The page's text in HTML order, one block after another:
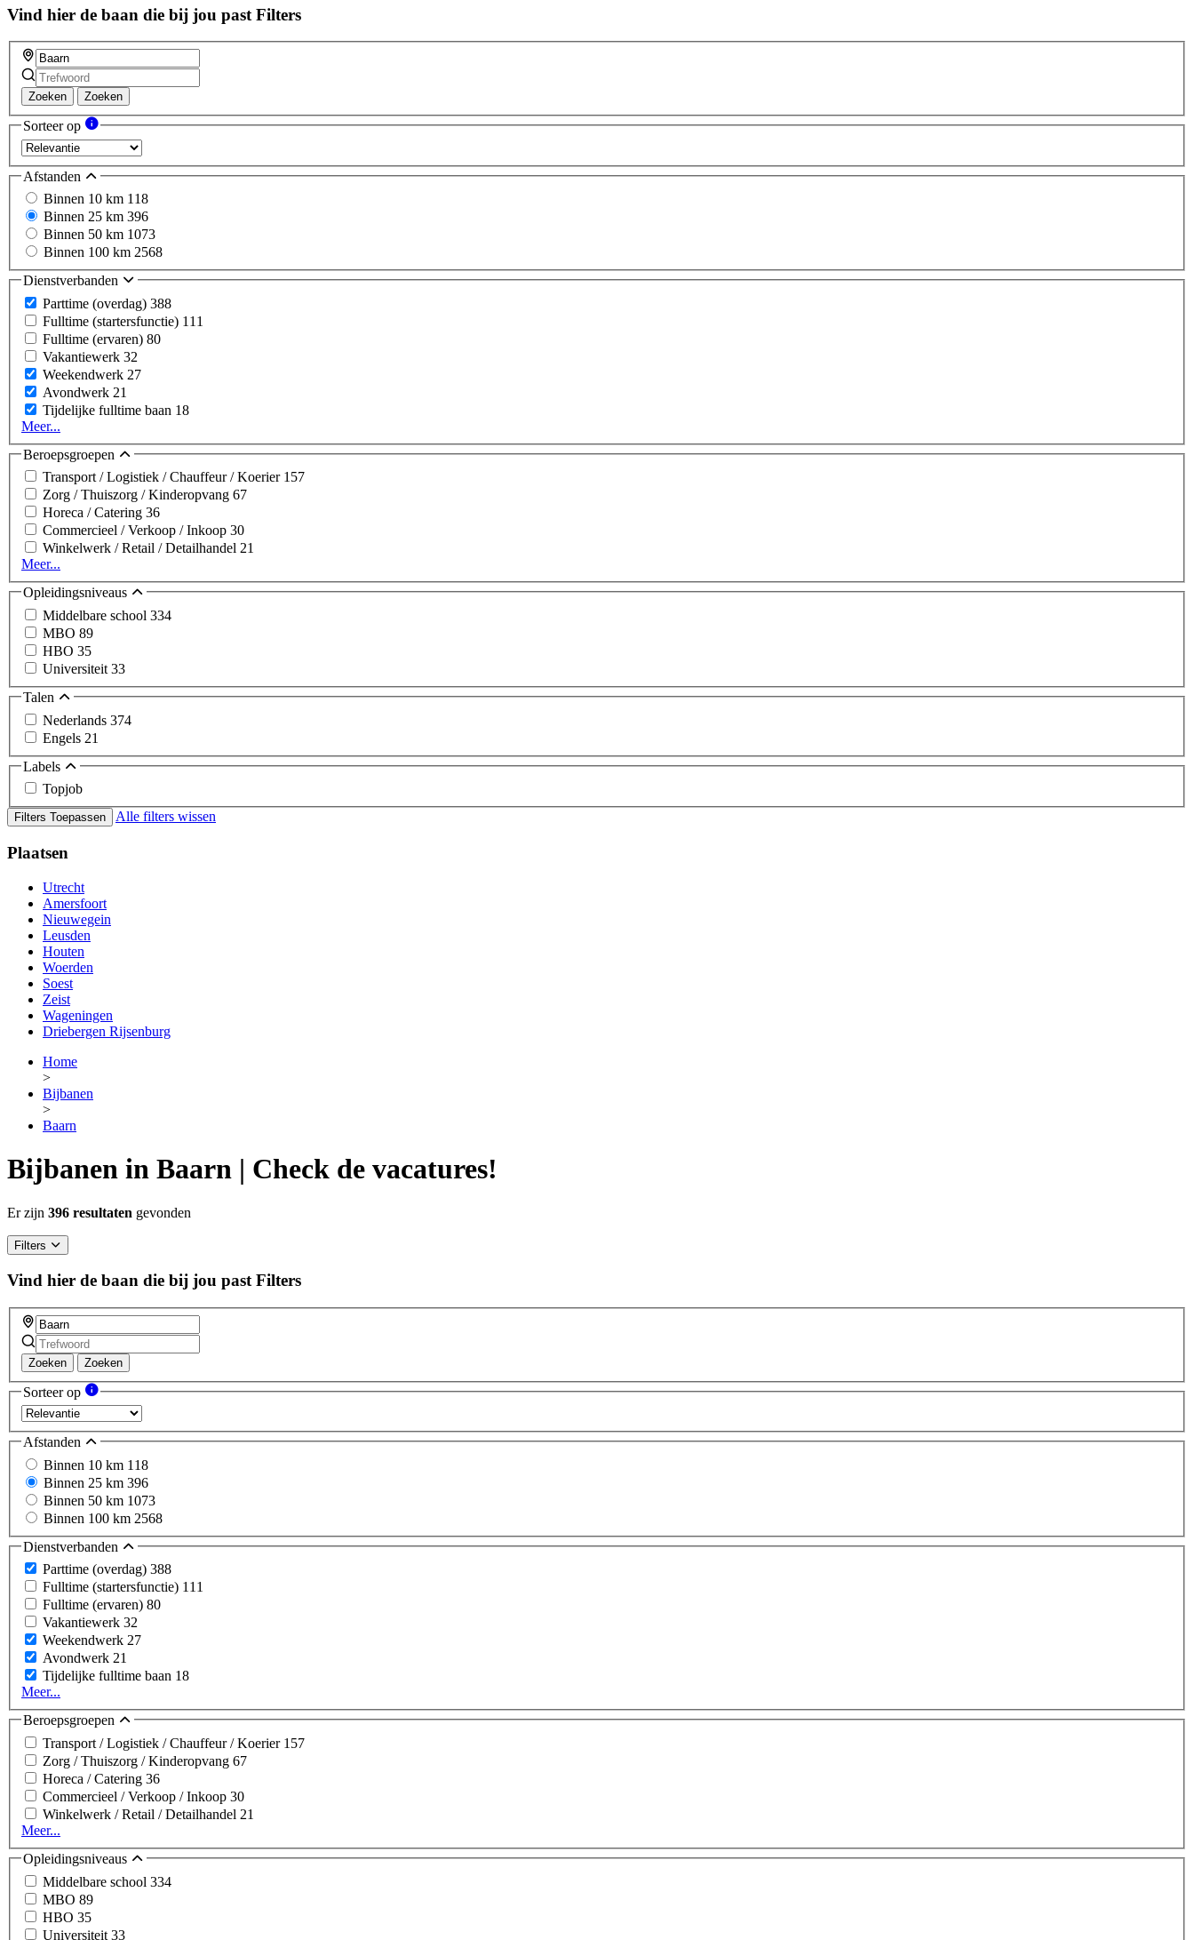
Vind hier de baan die bij jou past Filters
Zoeken Zoeken
Sorteer op
Afstanden
Binnen 10 km 118
Binnen 25 km 396
Binnen 50 km 1073
Binnen 100 km 2568
Dienstverbanden
Parttime (overdag) 388
Fulltime (startersfunctie) 111
Fulltime (ervaren) 80
Vakantiewerk 32
Weekendwerk 27
Avondwerk 21
Tijdelijke fulltime baan 18
Meer...
Beroepsgroepen
Transport / Logistiek / Chauffeur / Koerier 157
Zorg / Thuiszorg / Kinderopvang 67
Horeca / Catering 36
Commercieel / Verkoop / Inkoop 30
Winkelwerk / Retail / Detailhandel 21
Meer...
Opleidingsniveaus
Middelbare school 334
MBO 89
HBO 35
Universiteit 33
Talen
Nederlands 374
Engels 21
Labels
Topjob
Filters Toepassen Alle filters wissen
Plaatsen
Utrecht
Amersfoort
Nieuwegein
Leusden
Houten
Woerden
Soest
Zeist
Wageningen
Driebergen Rijsenburg
Home
>
Bijbanen
>
Baarn
Bijbanen in Baarn | Check de vacatures!
Er zijn 396 resultaten gevonden
Filters
Vind hier de baan die bij jou past Filters
Zoeken Zoeken
Sorteer op
Afstanden
Binnen 10 km 118
Binnen 25 km 396
Binnen 50 km 1073
Binnen 100 km 2568
Dienstverbanden
Parttime (overdag) 388
Fulltime (startersfunctie) 111
Fulltime (ervaren) 80
Vakantiewerk 32
Weekendwerk 27
Avondwerk 21
Tijdelijke fulltime baan 18
Meer...
Beroepsgroepen
Transport / Logistiek / Chauffeur / Koerier 157
Zorg / Thuiszorg / Kinderopvang 67
Horeca / Catering 36
Commercieel / Verkoop / Inkoop 30
Winkelwerk / Retail / Detailhandel 21
Meer...
Opleidingsniveaus
Middelbare school 334
MBO 89
HBO 35
Universiteit 33